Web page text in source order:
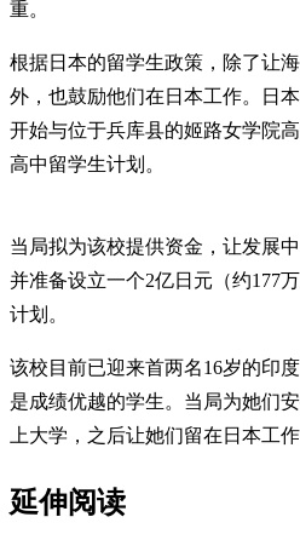
重。
根据日本的留学生政策，除了让
外，也鼓励他们在日本工作。日
开始与位于兵库县的姬路女学院
高中留学生计划。
当局拟为该校提供资金，让发展
并准备设立一个2亿日元（约177
计划。
该校目前已迎来首两名16岁的印
是成绩优越的学生。当局为她们
上大学，之后让她们留在日本工作
延伸阅读